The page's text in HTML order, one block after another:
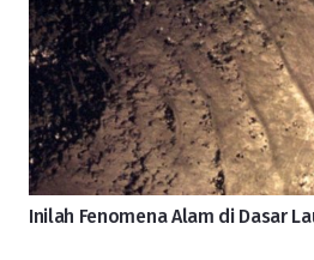
Inilah Fenomena Alam di Dasar